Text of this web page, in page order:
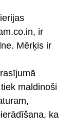
ir
Mērķis ir
maldinoši
ka